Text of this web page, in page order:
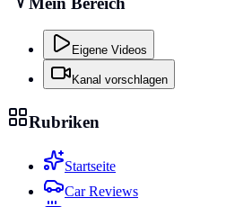
Eigene Videos
Kanal vorschlagen
Rubriken
Startseite
Car Reviews